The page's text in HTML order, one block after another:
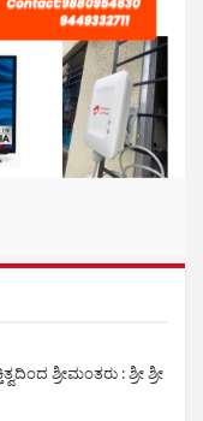
ಶ್ರೀಮಂತರು : ಶ್ರೀ ಶ್ರೀ